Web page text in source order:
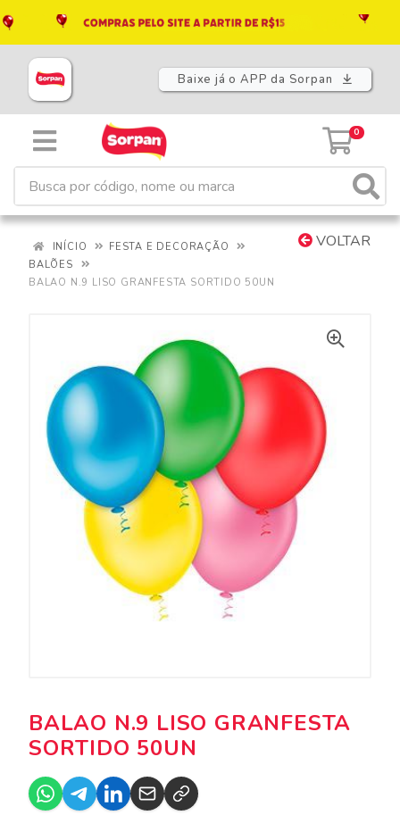
Baixe já o APP da Sorpan
0
VOLTAR
INÍCIO
FESTA E DECORAÇÃO
BALÕES
BALAO N.9 LISO GRANFESTA SORTIDO 50UN
BALAO N.9 LISO GRANFESTA
SORTIDO 50UN